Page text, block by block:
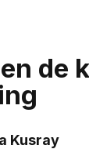
de
Kusray